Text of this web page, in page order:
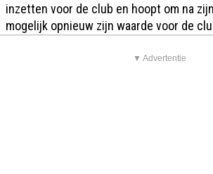
inzetten voor de club en hoopt om na
mogelijk opnieuw zijn waarde voor de
▼ Advertentie